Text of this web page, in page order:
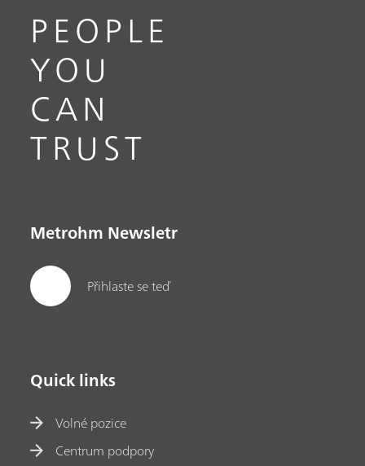
PEOPLE
YOU
CAN
TRUST
Metrohm Newsletr
Přihlaste se teď
Quick links
Volné pozice
Centrum podpory